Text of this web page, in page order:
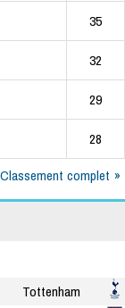
35
32
29
28
Classement complet
Tottenham